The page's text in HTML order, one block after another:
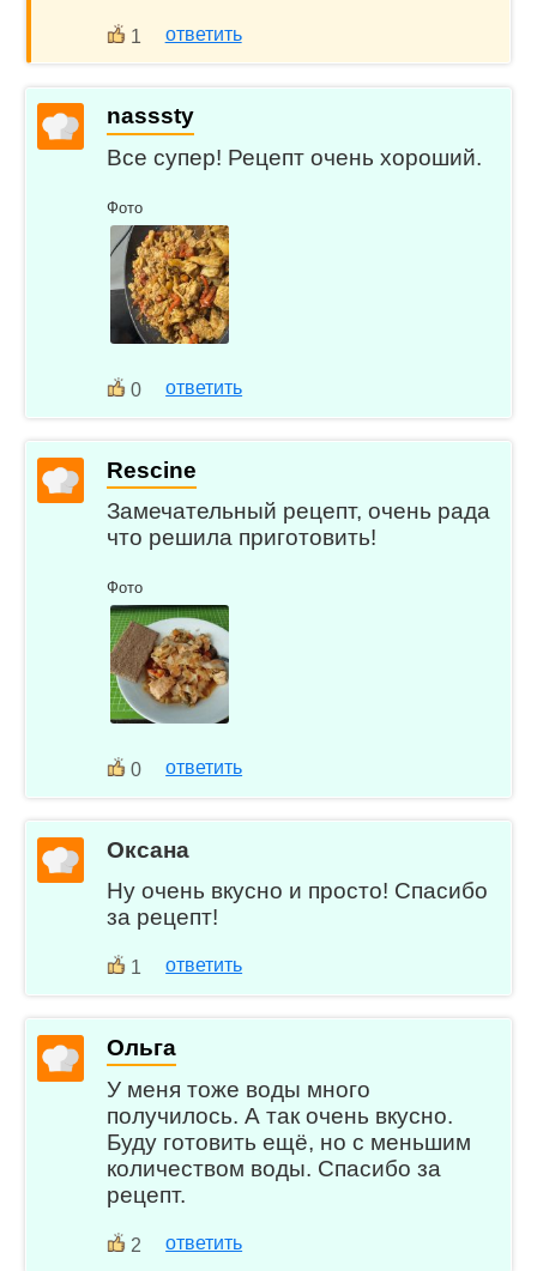
1 ответить
nasssty
Все супер! Рецепт очень хороший.
Фото
0 ответить
Rescine
Замечательный рецепт, очень рада
что решила приготовить!
Фото
0 ответить
Оксана
Ну очень вкусно и просто! Спасибо
за рецепт!
1 ответить
Ольга
У меня тоже воды много
получилось. А так очень вкусно.
Буду готовить ещё, но с меньшим
количеством воды. Спасибо за
рецепт.
2 ответить